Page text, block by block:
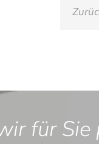
für Sie